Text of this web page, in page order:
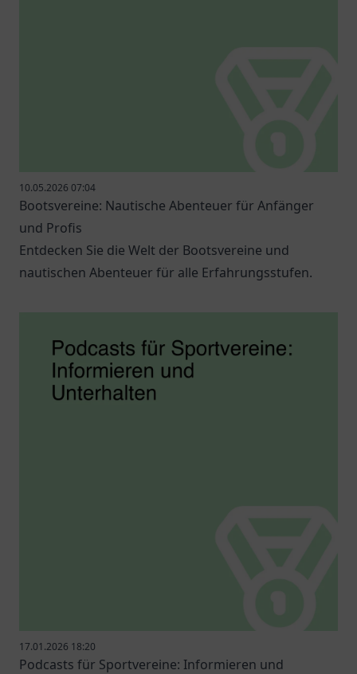
10.05.2026 07:04
Bootsvereine: Nautische Abenteuer für Anfänger
und Profis
Entdecken Sie die Welt der Bootsvereine und
nautischen Abenteuer für alle Erfahrungsstufen.
17.01.2026 18:20
Podcasts für Sportvereine: Informieren und